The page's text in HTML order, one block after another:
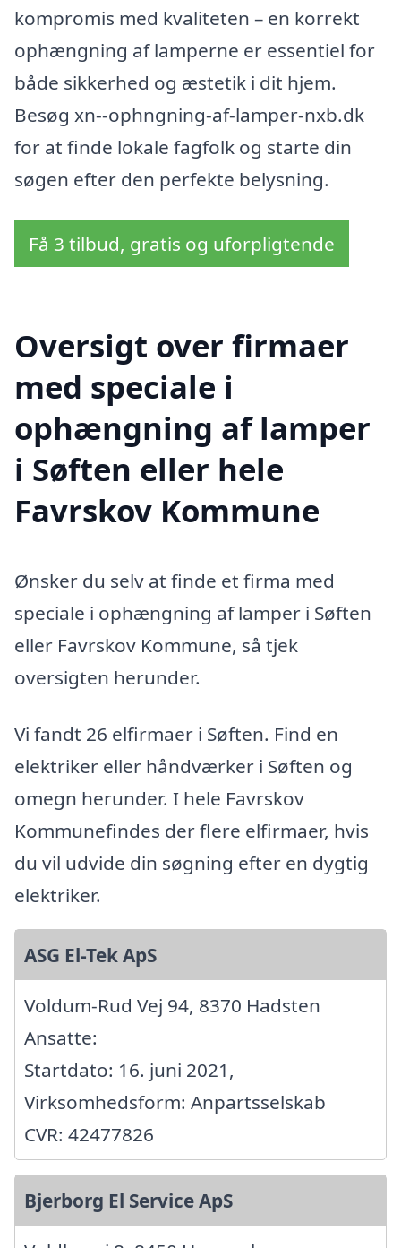
kompromis med kvaliteten – en korrekt
ophængning af lamperne er essentiel for
både sikkerhed og æstetik i dit hjem.
Besøg xn--ophngning-af-lamper-nxb.dk
for at finde lokale fagfolk og starte din
søgen efter den perfekte belysning.
Få 3 tilbud, gratis og uforpligtende
Oversigt over firmaer
med speciale i
ophængning af lamper
i Søften eller hele
Favrskov Kommune
Ønsker du selv at finde et firma med
speciale i ophængning af lamper i Søften
eller Favrskov Kommune, så tjek
oversigten herunder.
Vi fandt 26 elfirmaer i Søften. Find en
elektriker eller håndværker i Søften og
omegn herunder. I hele Favrskov
Kommunefindes der flere elfirmaer, hvis
du vil udvide din søgning efter en dygtig
elektriker.
ASG El-Tek ApS
Voldum-Rud Vej 94, 8370 Hadsten
Ansatte:
Startdato: 16. juni 2021,
Virksomhedsform: Anpartsselskab
CVR: 42477826
Bjerborg El Service ApS